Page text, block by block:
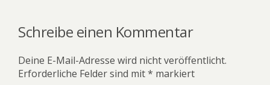
Schreibe einen Kommentar
Deine E-Mail-Adresse wird nicht veröffentlicht.
Erforderliche Felder sind mit* markiert